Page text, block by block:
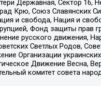
Державная, Сектор 16,
Крю, Союз Славянских
и свобода, Нация и
Фонд защиты прав
русского движения,
Светлых Родов,
Организации
Движение Весна,
комитет совета